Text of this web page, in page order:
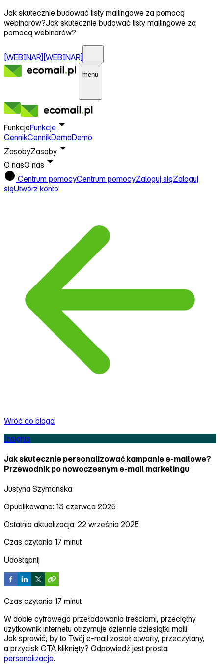
Jak skutecznie budować listy mailingowe za pomocą
webinarów?Jak skutecznie budować listy mailingowe za
pomocą webinarów?
[WEBINAR] [WEBINAR]
menu
FunkcjeFunkcje
CennikCennikDemoDemo
ZasobyZasoby
O nasO nas
Centrum pomocyCentrum pomocyZaloguj sięZaloguj
sięUtwórz konto
Wróć do bloga
Insights
Jak skutecznie personalizować kampanie e‑mailowe?
Przewodnik po nowoczesnym e‑mail marketingu
Justyna Szymańska
Opublikowano: 13 czerwca 2025
Ostatnia aktualizacja: 22 września 2025
Czas czytania 17 minut
Udostępnij
Czas czytania 17 minut
W dobie cyfrowego przeładowania treściami, przeciętny
użytkownik internetu otrzymuje dziennie dziesiątki maili.
Jak sprawić, by to Twój e‑mail został otwarty, przeczytany,
a przycisk CTA kliknięty? Odpowiedź jest prosta:
personalizacja.